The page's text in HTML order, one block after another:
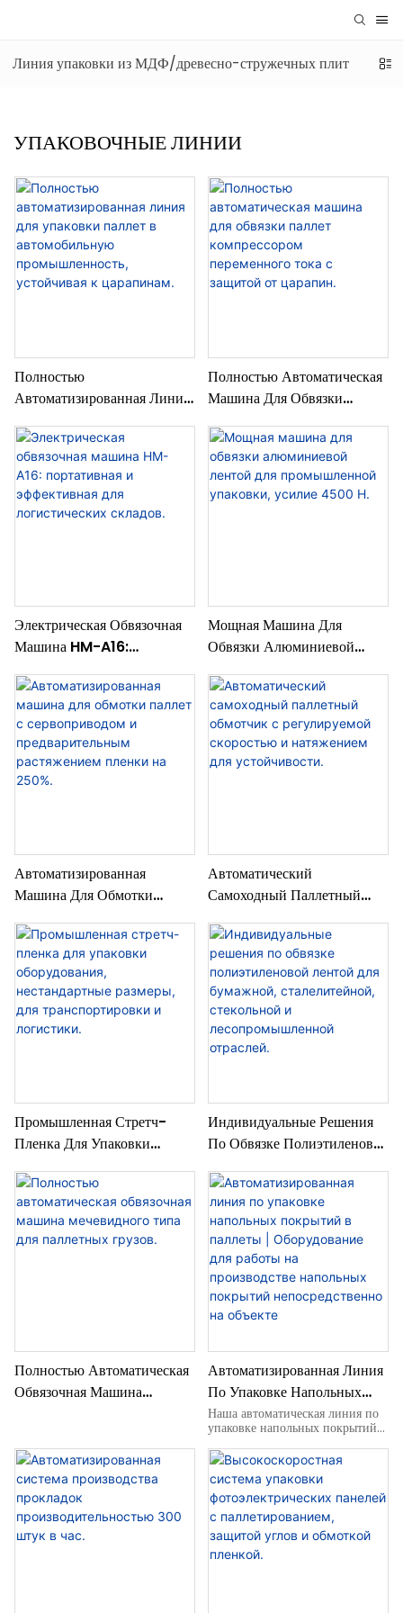
Линия упаковки из МДФ/древесно-стружечных плит
УПАКОВОЧНЫЕ ЛИНИИ
Полностью
Автоматизированная Линия
Автомобильную
Промышленность,
Устойчивая К Царапинам.
Полностью Автоматическая
Машина Для Обвязки
Переменного Тока С
Защитой От Царапин.
Электрическая Обвязочная
Машина HM-A16:
Эффективная Для
Логистических Складов.
Мощная Машина Для
Обвязки Алюминиевой
Упаковки, Усилие 4500 Н.
Автоматизированная
Машина Для Обмотки
Предварительным
Растяжением Пленки На
250%.
Автоматический
Самоходный Паллетный
Скоростью И Натяжением
Для Устойчивости.
Промышленная Стретч-
Пленка Для Упаковки
Нестандартные Размеры,
Для Транспортировки И
Логистики.
Индивидуальные Решения
По Обвязке Полиэтиленовой
Сталелитейной, Стекольной
И Лесопромышленной
Отраслей.
Полностью Автоматическая
Обвязочная Машина
Автоматизированная Линия
По Упаковке Напольных
Покрытий В Паллеты |
Оборудование Для Работы
На Производстве
Напольных Покрытий
Непосредственно На
Объекте
Наша автоматическая линия по
упаковке напольных покрытий
специально для производителей
деревянных напольных
покрытий. Эта полностью
автоматизированная система
завершающего этапа
производства объединяет
роликовые конвейеры,
высоконатяжную обвязочную